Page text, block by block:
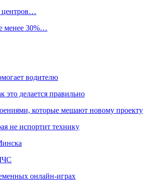
центров…
менее 30%…
водителю
это делается правильно
которые мешают новому проекту
не испортит технику
онлайн-играх